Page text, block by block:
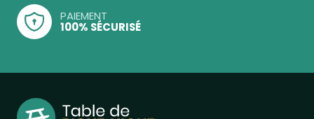
PAIEMENT
100% SÉCURISÉ